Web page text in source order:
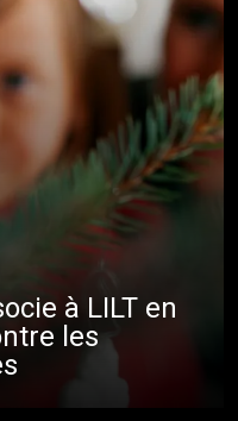
à LILT en
les